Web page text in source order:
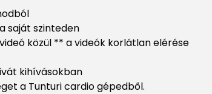
saját szinteden
közül ** a videók korlátlan elérése
kihívásokban
a Tunturi cardio gépedből.